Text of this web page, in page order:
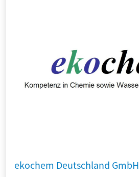
ekochem Deutschland GmbH